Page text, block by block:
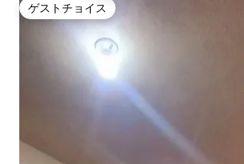
ゲストチョイス
ゲストチョイス